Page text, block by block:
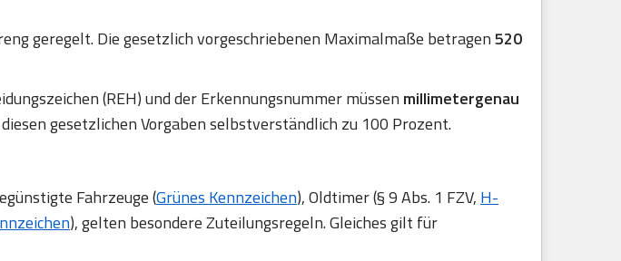
geregelt. Die gesetzlich vorgeschriebenen Maximalmaße betragen520
(REH) und der Erkennungsnummer müssen millimetergenau
gesetzlichen Vorgaben selbstverständlich zu 100 Prozent.
Fahrzeuge (Grünes Kennzeichen), Oldtimer (§ 9 Abs. 1 FZV, H-
), gelten besondere Zuteilungsregeln. Gleiches gilt für